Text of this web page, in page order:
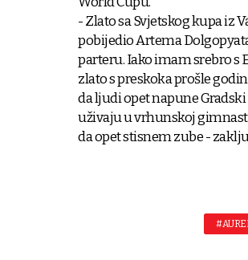
- Zlato sa Svjetskog kupa iz
pobijedio Artema
parteru. Iako imam srebro s
zlato s preskoka prošle
da ljudi opet napune
uživaju u vrhunskoj
da opet stisnem zube -